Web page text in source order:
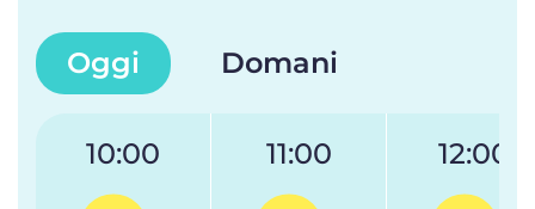
Oggi Domani
10:00 11:00 12:00